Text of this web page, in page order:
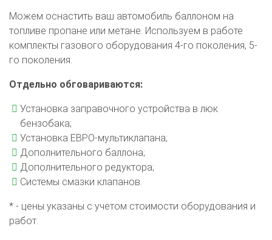
О автосервисе
Отзывы клиентов
Установка ГБО за 6 часов
2-го поколения
5-го поколения
BRC
Можем оснастить ваш автомобиль баллоном на
топливе пропане или метане. Используем в работе
комплекты газового оборудования 4-го поколения, 5-
го поколения.
Отдельно обговариваются:
Установка заправочного устройства в люк
бензобака;
Установка ЕВРО-мультиклапана;
Дополнительного баллона;
Дополнительного редуктора;
Системы смазки клапанов.
* - цены указаны с учетом стоимости оборудования и
работ.